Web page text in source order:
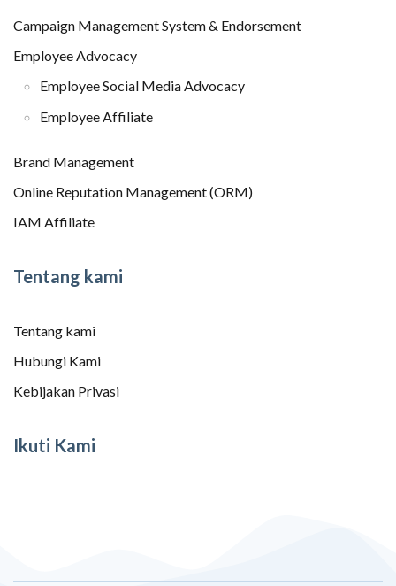
Campaign Management System & Endorsement
Employee Advocacy
Employee Social Media Advocacy
Employee Affiliate
Brand Management
Online Reputation Management (ORM)
IAM Affiliate
Tentang kami
Tentang kami
Hubungi Kami
Kebijakan Privasi
Ikuti Kami